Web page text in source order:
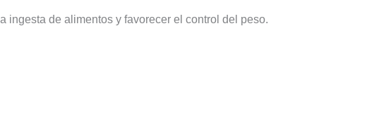
ingesta de alimentos y favorecer el control del peso.